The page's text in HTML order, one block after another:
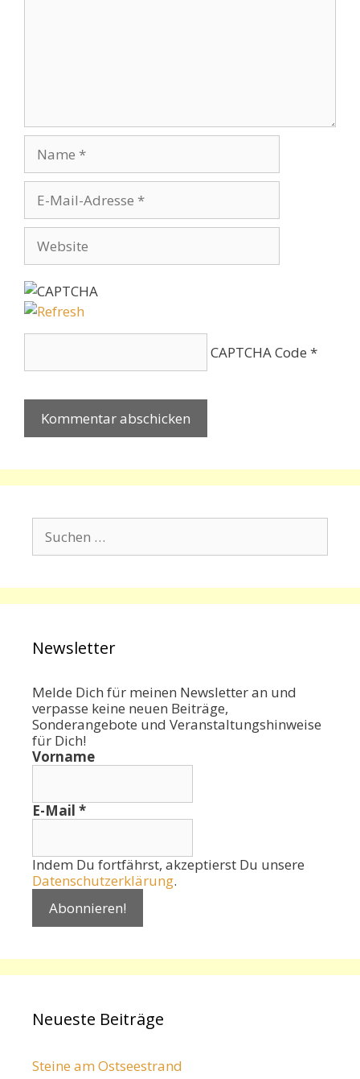
Mail-
Adresse
CAPTCHA Code *
nach:
Newsletter
Melde Dich für meinen Newsletter an und
verpasse keine neuen Beiträge,
Sonderangebote und Veranstaltungshinweise
für Dich!
Vorname
E-Mail *
Indem Du fortfährst, akzeptierst Du unsere
Datenschutzerklärung.
Neueste Beiträge
Steine am Ostseestrand